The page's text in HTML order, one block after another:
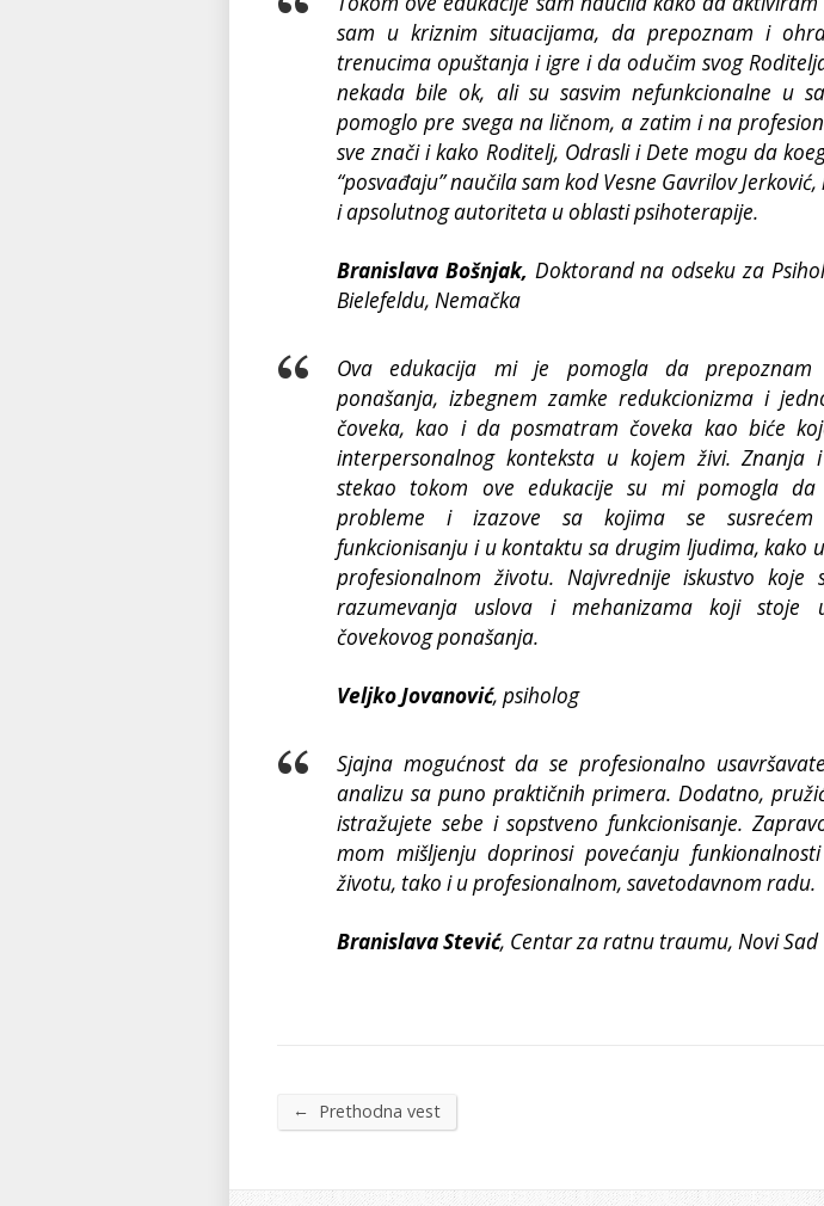
sam u kriznim situacijama, da prepoznam i
trenucima opuštanja i igre i da odučim svog
nekada bile ok, ali su sasvim nefunkcionalne u
pomoglo pre svega na ličnom, a zatim i na
sve znači i kako Roditelj, Odrasli i Dete mogu da
“posvađaju” naučila sam kod Vesne Gavrilov
i apsolutnog autoriteta u oblasti psihoterapije.
Branislava Bošnjak, Doktorand na odseku za
Bielefeldu, Nemačka
Ova edukacija mi je pomogla da prepoznam
ponašanja, izbegnem zamke redukcionizma i
čoveka, kao i da posmatram čoveka kao biće
interpersonalnog konteksta u kojem živi. Znanja
stekao tokom ove edukacije su mi pomogla da
probleme i izazove sa kojima se susrećem
funkcionisanju i u kontaktu sa drugim ljudima, kako
profesionalnom životu. Najvrednije iskustvo koje
razumevanja uslova i mehanizama koji stoje
čovekovog ponašanja.
Veljko Jovanović, psiholog
Sjajna mogućnost da se profesionalno
analizu sa puno praktičnih primera. Dodatno,
istražujete sebe i sopstveno funkcionisanje.
mom mišljenju doprinosi povećanju
životu, tako i u profesionalnom, savetodavnom radu.
Branislava Stević, Centar za ratnu traumu, Novi Sad
← Prethodna vest